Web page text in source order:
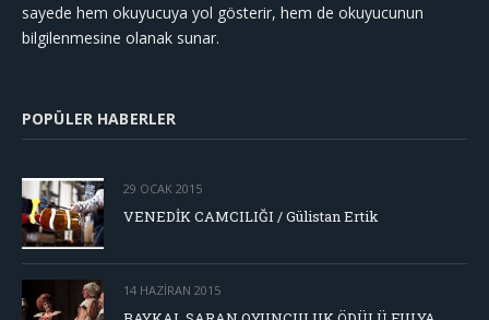
sayede hem okuyucuya yol gösterir, hem de okuyucunun
bilgilenmesine olanak sunar.
POPÜLER HABERLER
29 OCAK 2015
VENEDİK CAMCILIĞI / Gülistan Ertik
14 HAZIRAN 2015